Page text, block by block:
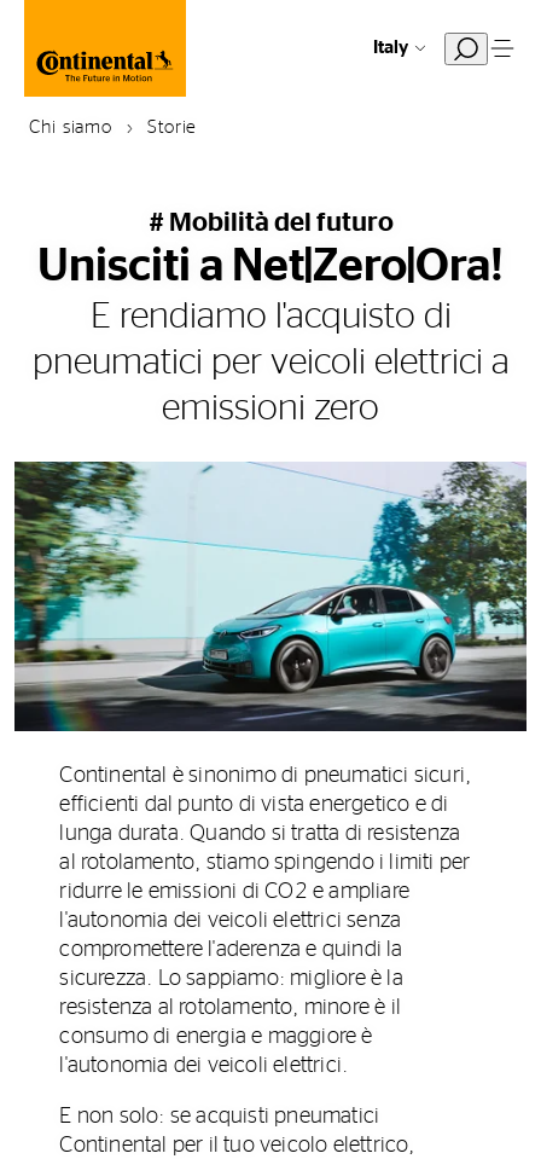
Italy
Chi siamo Storie
# Mobilità del futuro
Unisciti a Net|Zero|Ora!
E rendiamo l'acquisto di
pneumatici per veicoli elettrici a
emissioni zero
Continental è sinonimo di pneumatici sicuri,
efficienti dal punto di vista energetico e di
lunga durata. Quando si tratta di resistenza
al rotolamento, stiamo spingendo i limiti per
ridurre le emissioni di CO2 e ampliare
l'autonomia dei veicoli elettrici senza
compromettere l'aderenza e quindi la
sicurezza. Lo sappiamo: migliore è la
resistenza al rotolamento, minore è il
consumo di energia e maggiore è
l'autonomia dei veicoli elettrici.
E non solo: se acquisti pneumatici
Continental per il tuo veicolo elettrico,